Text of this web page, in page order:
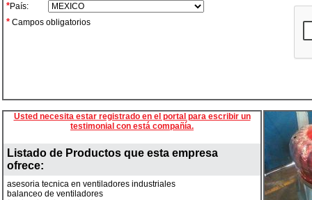
*País:
* Campos obligatorios
Usted necesita estar registrado en el portal para escribir un
testimonial con está compañía.
Listado de Productos que esta empresa
ofrece:
asesoria tecnica en ventiladores industriales
balanceo de ventiladores